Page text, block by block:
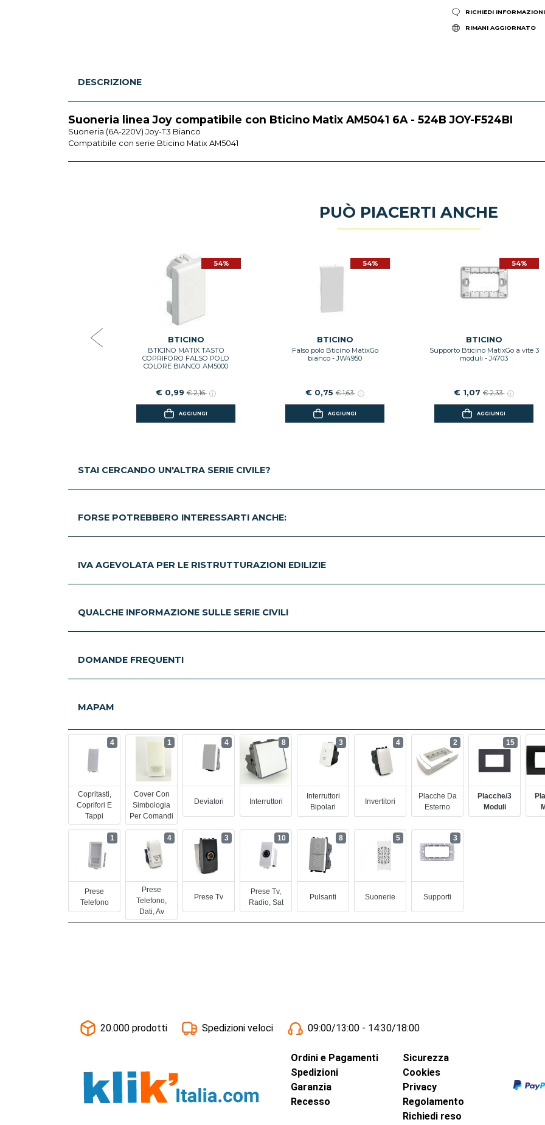
RICHIEDI INFORMAZIONI
RIMANI AGGIORNATO
DESCRIZIONE
Suoneria linea Joy compatibile con Bticino Matix AM5041 6A - 524B JOY-F524BI
Suoneria (6A-220V) Joy-T3 Bianco
Compatibile con serie Bticino Matix AM5041
PUÒ PIACERTI ANCHE
54%
BTICINO
BTICINO MATIX TASTO
COPRIFORO FALSO POLO
COLORE BIANCO AM5000
€ 0,99 € 2,16
AGGIUNGI
54%
BTICINO
Falso polo Bticino MatixGo
bianco - JW4950
€ 0,75 € 1,63
AGGIUNGI
54%
BTICINO
Supporto Bticino MatixGo a vite 3
moduli - J4703
€ 1,07 € 2,33
AGGIUNGI
STAI CERCANDO UN'ALTRA SERIE CIVILE?
FORSE POTREBBERO INTERESSARTI ANCHE:
IVA AGEVOLATA PER LE RISTRUTTURAZIONI EDILIZIE
QUALCHE INFORMAZIONE SULLE SERIE CIVILI
DOMANDE FREQUENTI
MAPAM
Copritasti,
Coprifori E
Tappi
4
Cover Con
Simbologia
Per Comandi
1
Deviatori
4
Interruttori
8
Interruttori
Bipolari
3
Invertitori
4
Placche Da
Esterno
2
Placche/3
Moduli
15
Prese
Telefono
1
Prese
Telefono,
Dati, Av
4
Prese Tv
3
Prese Tv,
Radio, Sat
10
Pulsanti
8
Suonerie
5
Supporti
3
20.000 prodotti Spedizioni veloci 09:00/13:00 - 14:30/18:00
Ordini e Pagamenti
Spedizioni
Garanzia
Recesso
Sicurezza
Cookies
Privacy
Regolamento
Richiedi reso